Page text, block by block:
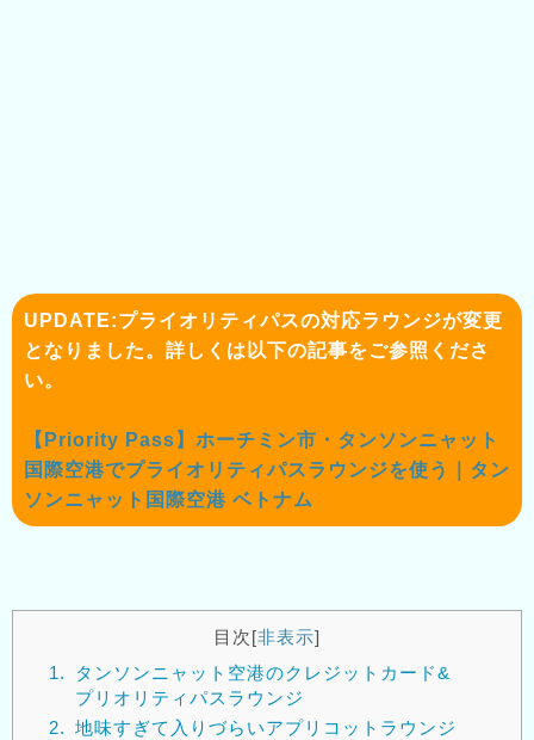
UPDATE:プライオリティパスの対応ラウンジが変更
となりました。詳しくは以下の記事をご参照くださ
い。
【Priority Pass】ホーチミン市・タンソンニャット
国際空港でプライオリティパスラウンジを使う｜タン
ソンニャット国際空港 ベトナム
目次[非表示]
1.
タンソンニャット空港のクレジットカード&
プリオリティパスラウンジ
2. 地味すぎて入りづらいアプリコットラウンジ